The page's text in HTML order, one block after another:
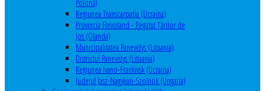
Polonă)
Regiunea Transcarpatia (Ucraina)
Provincia Flevoland - Regatul Ţărilor de
Jos (Olanda)
Municipalitatea Panevėžys (Lituania)
Districtul Panevėžys (Lituania)
Regiunea Ivano-Frankivsk (Ucraina)
Judeţul Jasz-Nagykun-Szolnok (Ungaria)